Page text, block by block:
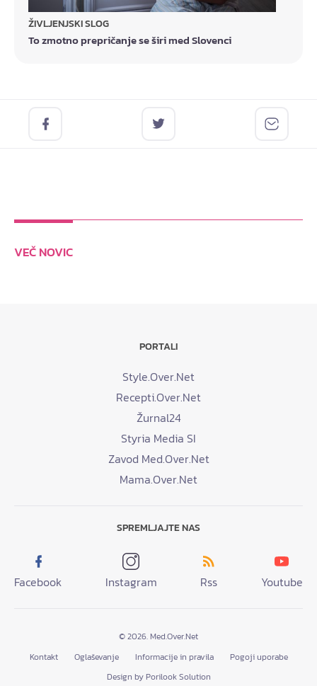
ŽIVLJENJSKI SLOG
To zmotno prepričanje se širi med Slovenci
VEČ NOVIC
PORTALI
Style.Over.Net
Recepti.Over.Net
Žurnal24
Styria Media SI
Zavod Med.Over.Net
Mama.Over.Net
SPREMLJAJTE NAS
Facebook Instagram Rss Youtube
© 2026. Med.Over.Net
Kontakt
Oglaševanje Informacije in pravila
Pogoji uporabe
Design by Porilook Solution